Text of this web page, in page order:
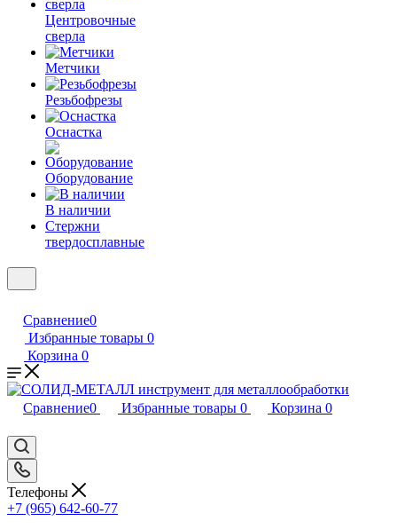
Центровочные
сверла
Метчики
Резьбофрезы
Оснастка
Оборудование
В наличии
Стержни
твердосплавные
Сравнение0
Избранные товары 0
Корзина 0
Сравнение0 Избранные товары 0 Корзина 0
Телефоны
+7 (965) 642-60-77